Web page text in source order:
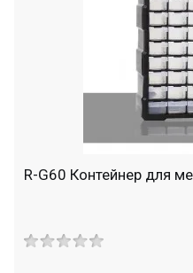
R-G60 Контейнер для